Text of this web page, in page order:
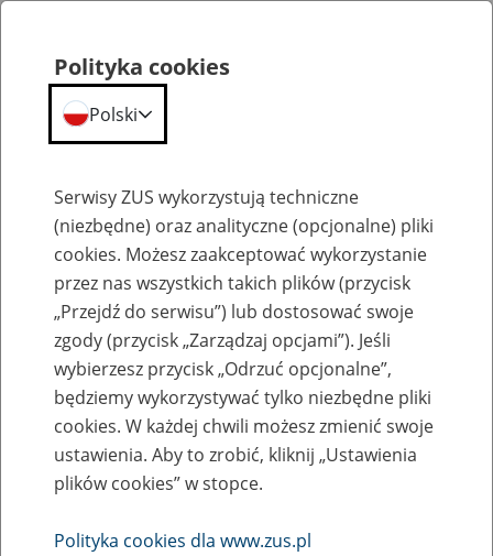
Szkolenia
Zaproś ZUS do siebie - zakładanie profili
eZUS w siedzibie Twojej firmy
Rodzaj wydarzenia
Polityka cookies
Polski
Serwisy ZUS wykorzystują techniczne
(niezbędne) oraz analityczne (opcjonalne) pliki
cookies. Możesz zaakceptować wykorzystanie
przez nas wszystkich takich plików (przycisk
„Przejdź do serwisu”) lub dostosować swoje
zgody (przycisk „Zarządzaj opcjami”). Jeśli
wybierzesz przycisk „Odrzuć opcjonalne”,
będziemy wykorzystywać tylko niezbędne pliki
cookies. W każdej chwili możesz zmienić swoje
ustawienia. Aby to zrobić, kliknij „Ustawienia
plików cookies” w stopce.
Polityka cookies dla www.zus.pl